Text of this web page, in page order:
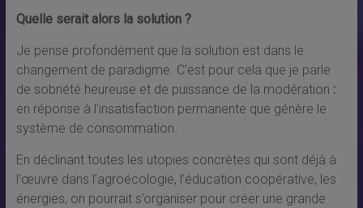
Quelle serait alors la solution ?
Je pense profondément que la solution est dans le
changement de paradigme. C’est pour cela que je parle
de sobriété heureuse et de puissance de la modération :
en réponse à l’insatisfaction permanente que génère le
système de consommation.
En déclinant toutes les utopies concrètes qui sont déjà à
l’œuvre dans l’agroécologie, l’éducation coopérative, les
énergies, on pourrait s’organiser pour créer une grande